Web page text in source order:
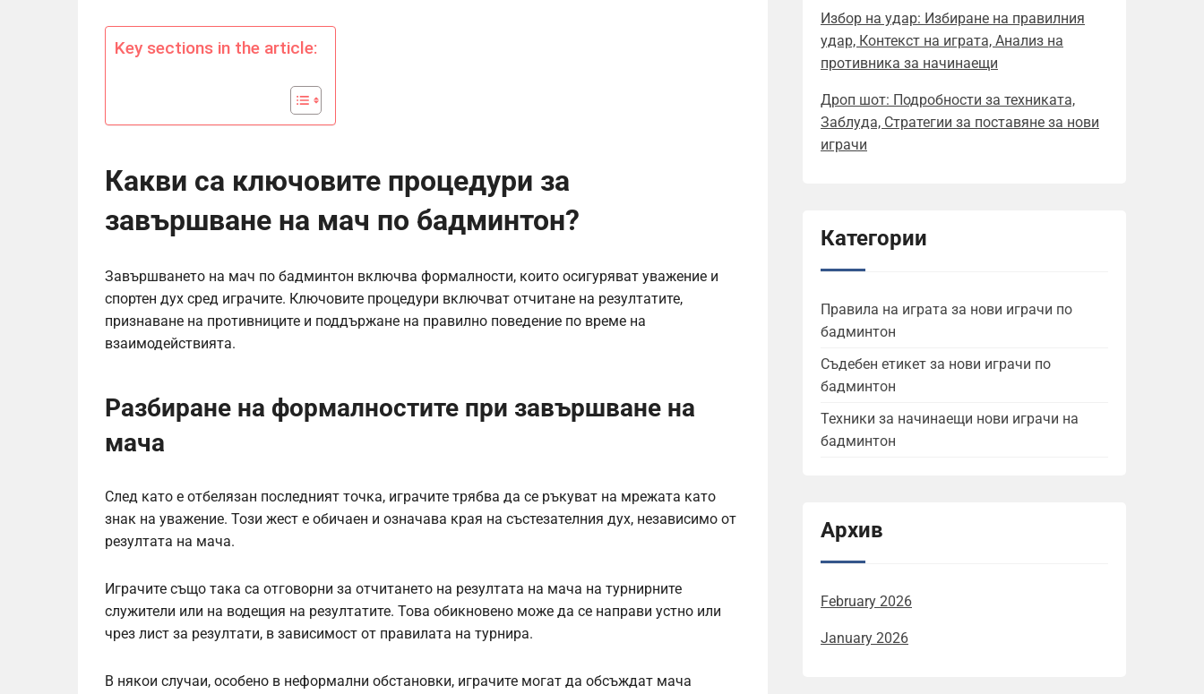
Key sections in the article:
Какви са ключовите процедури за
завършване на мач по бадминтон?
Завършването на мач по бадминтон включва формалности, които осигуряват уважение и
спортен дух сред играчите. Ключовите процедури включват отчитане на резултатите,
признаване на противниците и поддържане на правилно поведение по време на
взаимодействията.
Разбиране на формалностите при завършване на
мача
След като е отбелязан последният точка, играчите трябва да се ръкуват на мрежата като
знак на уважение. Този жест е обичаен и означава края на състезателния дух, независимо от
резултата на мача.
Играчите също така са отговорни за отчитането на резултата на мача на турнирните
служители или на водещия на резултатите. Това обикновено може да се направи устно или
чрез лист за резултати, в зависимост от правилата на турнира.
В някои случаи, особено в неформални обстановки, играчите могат да обсъждат мача
Избор на удар: Избиране на правилния
удар, Контекст на играта, Анализ на
противника за начинаещи
Дроп шот: Подробности за техниката,
Заблуда, Стратегии за поставяне за нови
играчи
Категории
Правила на играта за нови играчи по
бадминтон
Съдебен етикет за нови играчи по
бадминтон
Техники за начинаещи нови играчи на
бадминтон
Архив
February 2026
January 2026